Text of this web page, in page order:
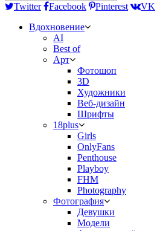
Twitter Facebook Pinterest
VK
Вдохновение
AI
Best of
Арт
Фотошоп
3D
Художники
Веб-дизайн
Шрифты
18plus
Girls
OnlyFans
Penthouse
Playboy
FHM
Photography
Фотография
Девушки
Модели